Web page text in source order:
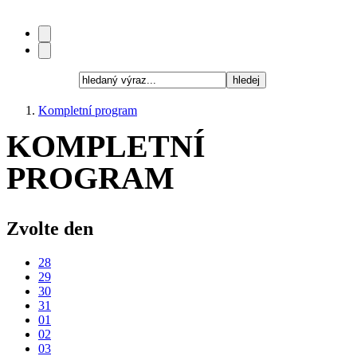
hledej
Kompletní program
KOMPLETNÍ
PROGRAM
Zvolte den
28
29
30
31
01
02
03